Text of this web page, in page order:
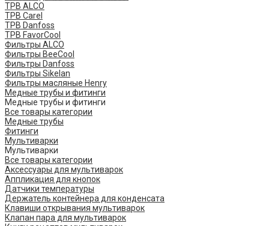
ТРВ ALCO
ТРВ Carel
ТРВ Danfoss
ТРВ FavorCool
Фильтры ALCO
Фильтры BeeCool
Фильтры Danfoss
Фильтры Sikelan
Фильтры масляные Henry
Медные трубы и фитинги
Медные трубы и фитинги
Все товары категории
Медные трубы
Фитинги
Мультиварки
Мультиварки
Все товары категории
Аксессуары для мультиварок
Аппликация для кнопок
Датчики температуры
Держатель контейнера для конденсата
Клавиши открывания мультиварок
Клапан пара для мультиварок